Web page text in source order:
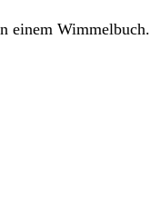
einem Wimmelbuch.